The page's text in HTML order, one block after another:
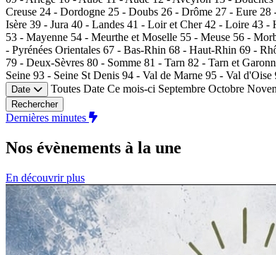
Creuse 24 - Dordogne 25 - Doubs 26 - Drôme 27 - Eure 28
Isère 39 - Jura 40 - Landes 41 - Loir et Cher 42 - Loire 43 -
53 - Mayenne 54 - Meurthe et Moselle 55 - Meuse 56 -
- Pyrénées Orientales 67 - Bas-Rhin 68 - Haut-Rhin 69 -
79 - Deux-Sèvres 80 - Somme 81 - Tarn 82 - Tarn et
Seine 93 - Seine St Denis 94 - Val de Marne 95 - Val d'Oise
Date Toutes Date Ce mois-ci Septembre Octobre
Rechercher
Dernières minutes
Nos évènements à la une
En découvrir plus